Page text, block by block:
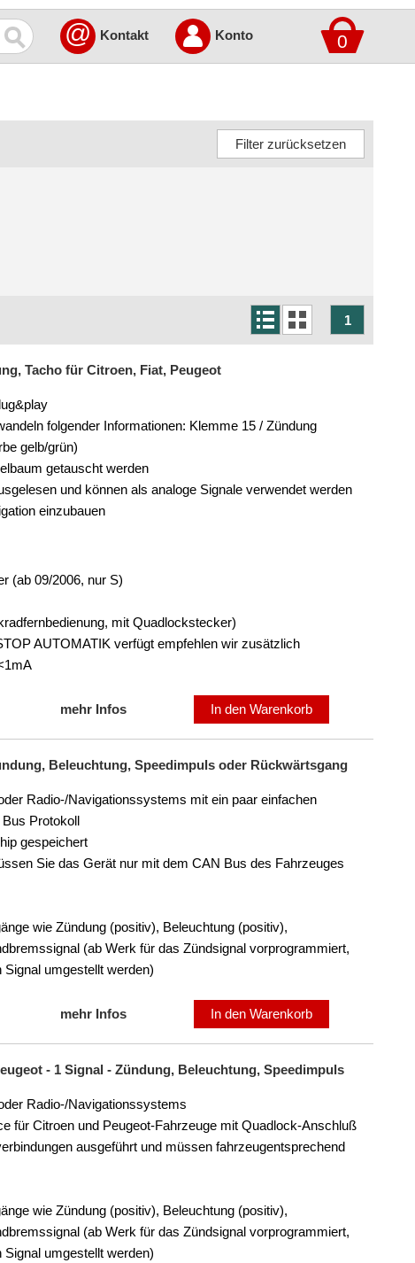
0
@ Kontakt Konto
1
Tacho für Citroen, Fiat, Peugeot
folgender Informationen: Klemme 15 / Zündung
gelb/grün)
getauscht werden
und können als analoge Signale verwendet werden
einzubauen
(ab 09/2006, nur S)
mit Quadlockstecker)
AUTOMATIK verfügt empfehlen wir zusätzlich
mehr Infos In den Warenkorb
Beleuchtung, Speedimpuls oder Rückwärtsgang
Radio-/Navigationssystems mit ein paar einfachen
Protokoll
gespeichert
Sie das Gerät nur mit dem CAN Bus des Fahrzeuges
wie Zündung (positiv), Beleuchtung (positiv),
(ab Werk für das Zündsignal vorprogrammiert,
umgestellt werden)
mehr Infos In den Warenkorb
- 1 Signal - Zündung, Beleuchtung, Speedimpuls
Radio-/Navigationssystems
für Citroen und Peugeot-Fahrzeuge mit Quadlock-Anschluß
ausgeführt und müssen fahrzeugentsprechend
wie Zündung (positiv), Beleuchtung (positiv),
(ab Werk für das Zündsignal vorprogrammiert,
umgestellt werden)